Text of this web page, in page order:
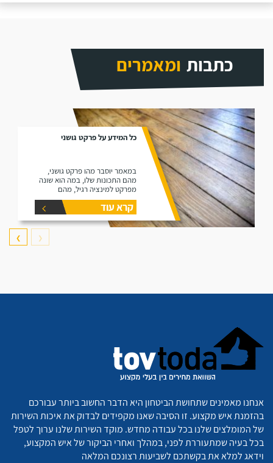
כתבות ומאמרים
כל המידע על פרקט גושני
במאמר יוסבר מהו פרקט גושני,
מהם התכונות שלו, במה הוא שונה
מפרקט למינציה רגיל, מהם
היתרונות שלו ומהם החסרונות שלו.
קרא עוד
❮
❯
אנחנו מאמינים שתחושת הביטחון היא הדבר החשוב ביותר עבורכם
בהזמנת איש מקצוע. זו הסיבה שאנו מקפידים לבדוק את איכות השירות
של המומלצים שלנו בכל עבודה מחדש. מוקד השירות שלנו ערוך לטפל
בכל בעיה שמתעוררת לפני, במהלך ואחרי הביקור של איש המקצוע,
וידאג למלא את בקשתכם לשביעות רצונכם המלאה